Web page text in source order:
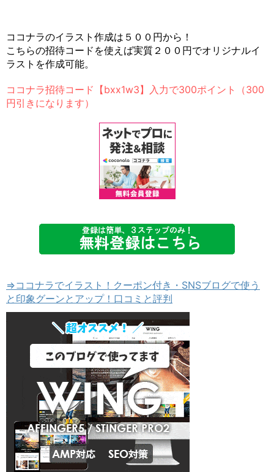
ココナラのイラスト作成は５００円から！
こちらの招待コードを使えば実質２００円でオリジナルイ
ラストを作成可能。
ココナラ招待コード【bxx1w3】入力で300ポイント（300
円引きになります）
⇒ココナラでイラスト！クーポン付き・SNSブログで使う
と印象グーンとアップ！口コミと評判